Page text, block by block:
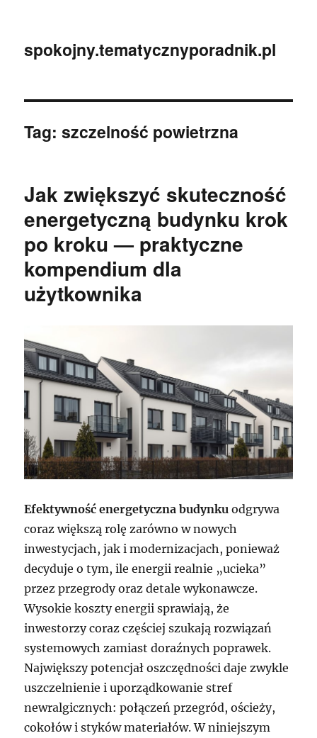
spokojny.tematycznyporadnik.pl
Tag:szczelność powietrzna
Jak zwiększyć skuteczność
energetyczną budynku krok
po kroku — praktyczne
kompendium dla
użytkownika
Efektywność energetyczna budynku odgrywa
coraz większą rolę zarówno w nowych
inwestycjach, jak i modernizacjach, ponieważ
decyduje o tym, ile energii realnie „ucieka”
przez przegrody oraz detale wykonawcze.
Wysokie koszty energii sprawiają, że
inwestorzy coraz częściej szukają rozwiązań
systemowych zamiast doraźnych poprawek.
Największy potencjał oszczędności daje zwykle
uszczelnienie i uporządkowanie stref
newralgicznych: połączeń przegród, ościeży,
cokołów i styków materiałów. W niniejszym